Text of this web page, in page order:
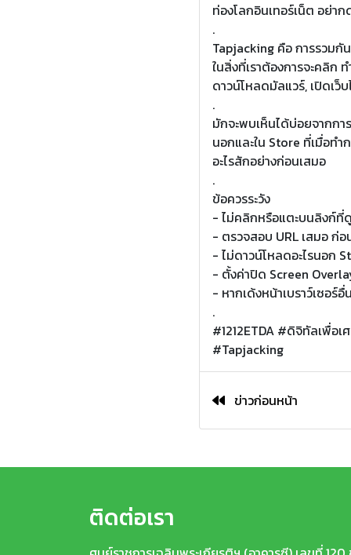
ท่องโลกอินเทอร์เน็ต อย่า
.
Tapjacking คือ การรวมกั
ในสิ่งที่เราต้องการจะคลิก
ดาวน์โหลดมัลแวร์, เปิดเ
.
มักจะพบเห็นได้บ่อยจากก
นอกและใน Store ที่เมื่อท
อะไรสักอย่างก่อนเสมอ
.
ข้อควรระวัง
- ไม่คลิกหรือแตะบนลิงก์ที่
- ตรวจสอบ URL เสมอ ก่
- ไม่ดาวน์โหลดอะไรนอก
- ตั้งค่าปิด Screen
- หากเด้งหน้าเบราว์เซอร์
.
#1212ETDA #ดิจิทัลเพื่อ
#Tapjacking
ข่าวก่อนหน้า
ติดต่อเรา